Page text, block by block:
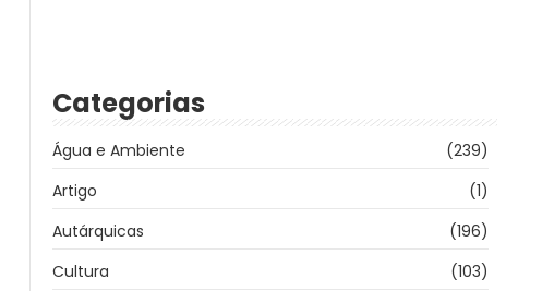
Categorias
Água e Ambiente
(239)
Artigo
(1)
Autárquicas
(196)
Cultura
(103)